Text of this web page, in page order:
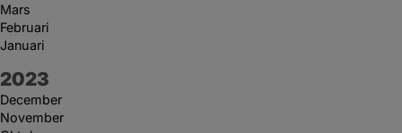
Mars
Februari
Januari
År:
2023
December
November